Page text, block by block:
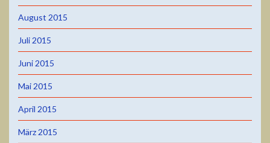
August 2015
Juli 2015
Juni 2015
Mai 2015
April 2015
März 2015